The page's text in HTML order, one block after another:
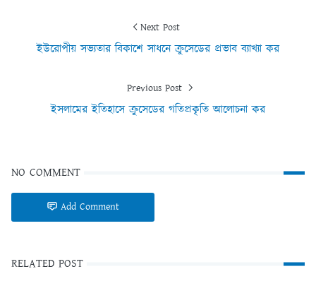
Next Post
ইউরোপীয় সভ্যতার বিকাশে সাধনে ক্রুসেডের প্রভাব ব্যাখ্যা কর
Previous Post
ইসলামের ইতিহাসে ক্রুসেডের গতিপ্রকৃতি আলোচনা কর
NO COMMENT
Add Comment
RELATED POST